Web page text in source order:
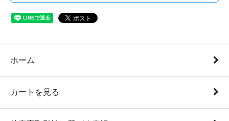
ホーム
カートを見る